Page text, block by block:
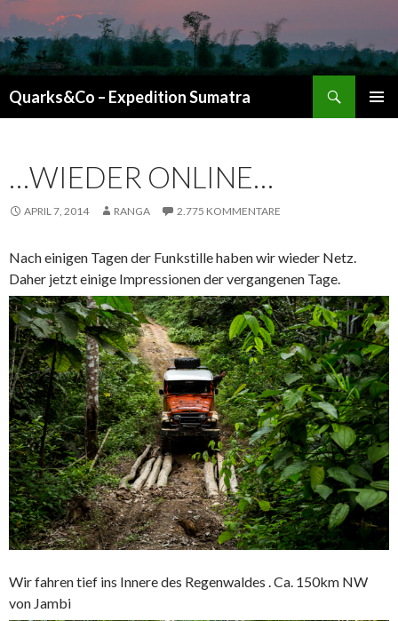
Quarks&Co – Expedition Sumatra
…WIEDER ONLINE…
APRIL 7, 2014 RANGA 2.775 KOMMENTARE
Nach einigen Tagen der Funkstille haben wir wieder Netz.
Daher jetzt einige Impressionen der vergangenen Tage.
Wir fahren tief ins Innere des Regenwaldes . Ca. 150km NW
von Jambi